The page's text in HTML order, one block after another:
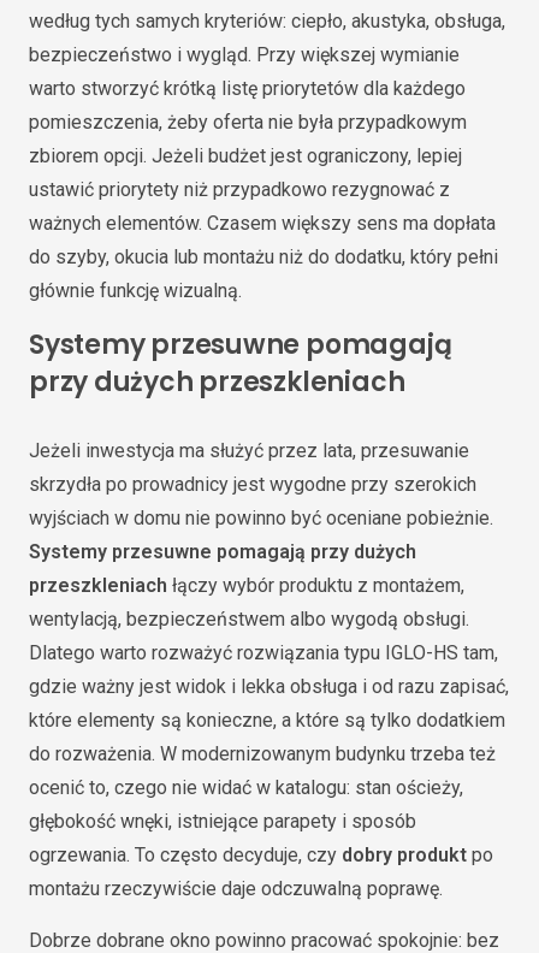
według tych samych kryteriów: ciepło, akustyka, obsługa,
bezpieczeństwo i wygląd. Przy większej wymianie
warto stworzyć krótką listę priorytetów dla każdego
pomieszczenia, żeby oferta nie była przypadkowym
zbiorem opcji. Jeżeli budżet jest ograniczony, lepiej
ustawić priorytety niż przypadkowo rezygnować z
ważnych elementów. Czasem większy sens ma dopłata
do szyby, okucia lub montażu niż do dodatku, który pełni
głównie funkcję wizualną.
Systemy przesuwne pomagają
przy dużych przeszkleniach
Jeżeli inwestycja ma służyć przez lata, przesuwanie
skrzydła po prowadnicy jest wygodne przy szerokich
wyjściach w domu nie powinno być oceniane pobieżnie.
Systemy przesuwne pomagają przy dużych
przeszkleniach łączy wybór produktu z montażem,
wentylacją, bezpieczeństwem albo wygodą obsługi.
Dlatego warto rozważyć rozwiązania typu IGLO-HS tam,
gdzie ważny jest widok i lekka obsługa i od razu zapisać,
które elementy są konieczne, a które są tylko dodatkiem
do rozważenia. W modernizowanym budynku trzeba też
ocenić to, czego nie widać w katalogu: stan ościeży,
głębokość wnęki, istniejące parapety i sposób
ogrzewania. To często decyduje, czy dobry produkt po
montażu rzeczywiście daje odczuwalną poprawę.
Dobrze dobrane okno powinno pracować spokojnie: bez